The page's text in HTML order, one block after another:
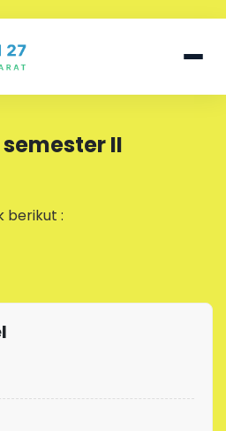
II
berikut :